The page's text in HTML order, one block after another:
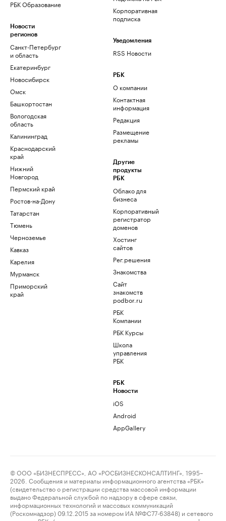
РБК Образование
Новости
регионов
Санкт-Петербург
и область
Екатеринбург
Новосибирск
Омск
Башкортостан
Вологодская
область
Калининград
Краснодарский
край
Нижний
Новгород
Пермский край
Ростов-на-Дону
Татарстан
Тюмень
Черноземье
Кавказ
Карелия
Мурманск
Приморский
край
Корпоративная
подписка
Уведомления
RSS Новости
РБК
О компании
Контактная
информация
Редакция
Размещение
рекламы
Другие
продукты
РБК
Облако для
бизнеса
Корпоративный
регистратор
доменов
Хостинг
сайтов
Рег.решения
Знакомства
Сайт
знакомств
podbor.ru
РБК
Компании
РБК Курсы
Школа
управления
РБК
РБК
Новости
iOS
Android
AppGallery
© ООО «БИЗНЕСПРЕСС», АО «РОСБИЗНЕСКОНСАЛТИНГ», 1995–
2026. Сообщения и материалы информационного агентства «РБК»
(свидетельство о регистрации средства массовой информации
выдано Федеральной службой по надзору в сфере связи,
информационных технологий и массовых коммуникаций
(Роскомнадзор) 09.12.2015 за номером ИА №ФС77-63848) и сетевого